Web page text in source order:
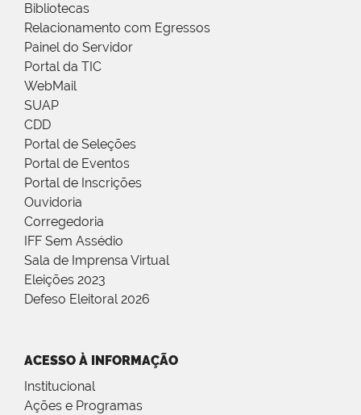
Bibliotecas
Relacionamento com Egressos
Painel do Servidor
Portal da TIC
WebMail
SUAP
CDD
Portal de Seleções
Portal de Eventos
Portal de Inscrições
Ouvidoria
Corregedoria
IFF Sem Assédio
Sala de Imprensa Virtual
Eleições 2023
Defeso Eleitoral 2026
ACESSO À INFORMAÇÃO
Institucional
Ações e Programas